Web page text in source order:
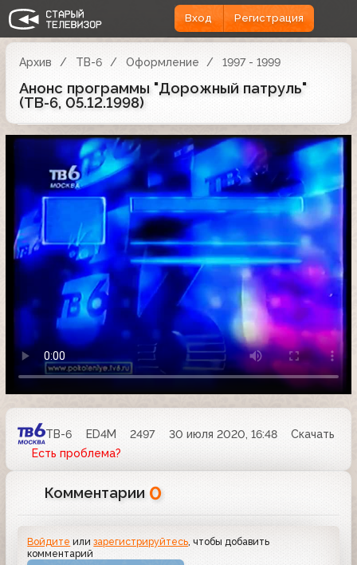
Вход Регистрация
Архив ТВ-6 Оформление 1997 - 1999
Анонс программы "Дорожный патруль"
(ТВ-6, 05.12.1998)
ТВ-6 ED4M 2497 30 июля 2020, 16:48
Скачать
Есть проблема?
Комментарии 0
Войдите илизарегистрируйтесь, чтобы добавить
комментарий